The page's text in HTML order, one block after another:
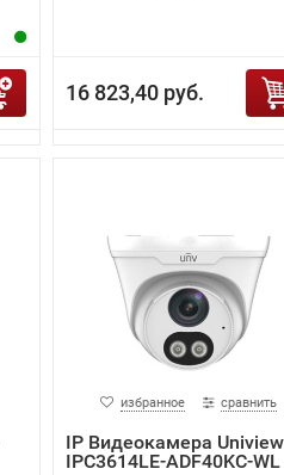
16 823,40 руб.
избранное сравнить
IP Видеокамера Uniview
IPC3614LE-ADF40KC-WL